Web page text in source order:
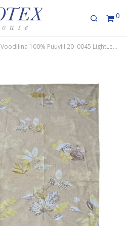
0
Voodilina 100% Puuvill 20–0045 LightLeaves